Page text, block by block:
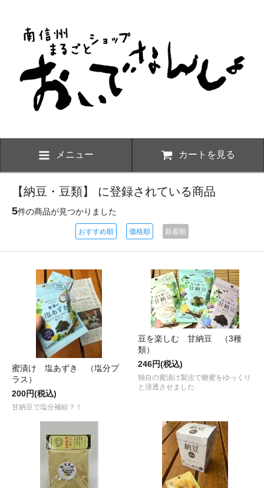
メニュー カートを見る
【納豆・豆類】 に登録されている商品
5件の商品が見つかりました
おすすめ順 価格順 新着順
蜜漬け 塩あずき （塩分プ
ラス）
200円(税込)
甘納豆で塩分補給？！
豆を楽しむ 甘納豆 （3種
類）
246円(税込)
独自の蜜漬け製法で糖蜜をゆっくり
と浸透させました